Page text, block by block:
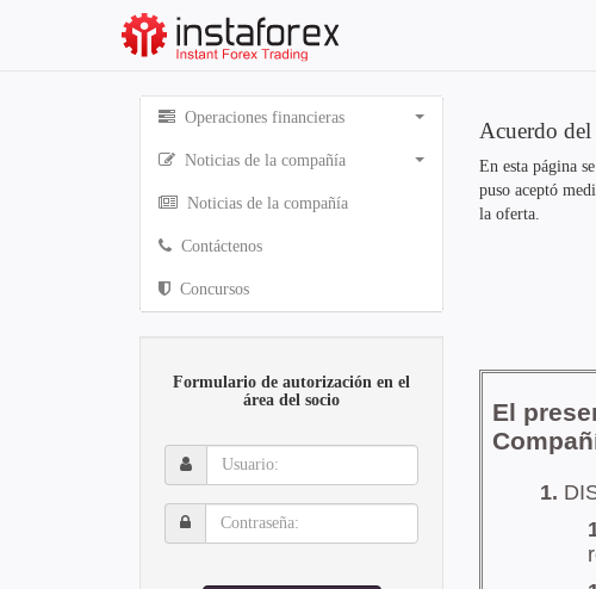
Operaciones financieras
Noticias de la compañía
Noticias de la compañía
Contáctenos
Concursos
Formulario de autorización en el
área del socio
Usuario:
Contraseña:
Acuerdo
En esta página
puso aceptó
la oferta.